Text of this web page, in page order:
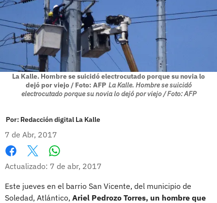
La Kalle. Hombre se suicidó electrocutado porque su novia lo
dejó por viejo / Foto: AFP La Kalle. Hombre se suicidó
electrocutado porque su novia lo dejó por viejo / Foto: AFP
Por: Redacción digital La Kalle
7 de Abr, 2017
Facebook
X
Actualizado: 7 de abr, 2017
Este jueves en el barrio San Vicente, del municipio de
Soledad, Atlántico, Ariel Pedrozo Torres, un hombre que